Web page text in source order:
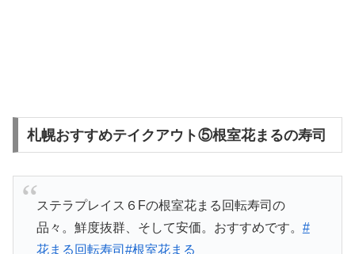
札幌おすすめテイクアウト⑤根室花まるの寿司
ステラプレイス６Fの根室花まる回転寿司の
品々。鮮度抜群、そして安価。おすすめです。 #
花まる回転寿司 #根室花まる